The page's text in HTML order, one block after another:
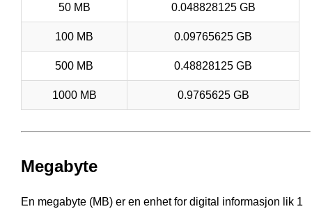
50 MB 0.048828125 GB
100 MB 0.09765625 GB
500 MB 0.48828125 GB
1000 MB 0.9765625 GB
Megabyte
En megabyte (MB) er en enhet for digital informasjon lik 1